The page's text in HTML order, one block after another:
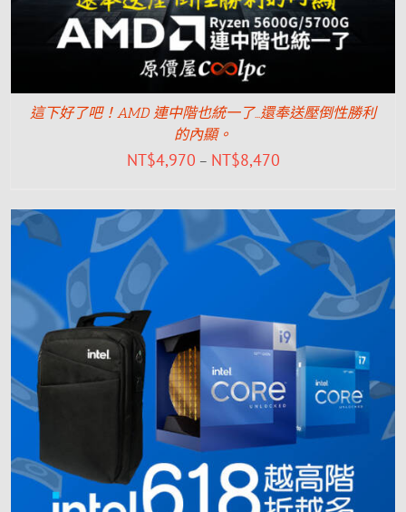
這下好了吧！AMD 連中階也統一了…還奉送壓倒性勝利
的內顯。
NT$4,970 – NT$8,470